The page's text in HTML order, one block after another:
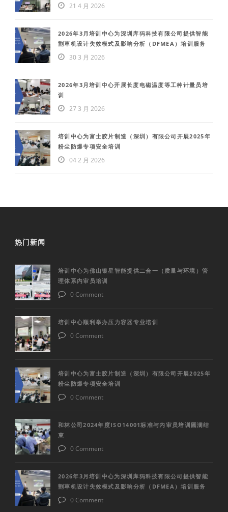
21 4 月 2026
2026年3月培训中心为深圳库犸科技有限公司提供智能
割草机设计失效模式及影响分析（DFMEA）培训服务
30 3 月 2026
2026年3月培训中心开展长度电磁温度等工种计量员培
训
27 3 月 2026
培训中心为富士胶片制造（深圳）有限公司开展2025年
粉尘防爆专项安全培训
04 2 月 2026
热门新闻
培训中心为佛山银星智能提供二合一（质量与环境）管
理体系内审员培训
0 Comment
培训中心顺利举办压力容器专业培训
0 Comment
培训中心为富士胶片制造（深圳）有限公司开展2025年
粉尘防爆专项安全培训
0 Comment
和林公司2024年度ISO14001标准与内审员培训圆满结
束
0 Comment
2026年3月培训中心为深圳库犸科技有限公司提供智能
割草机设计失效模式及影响分析（DFMEA）培训服务
0 Comment